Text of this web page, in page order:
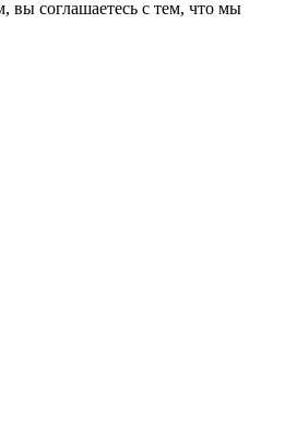
вы соглашаетесь с тем, что мы